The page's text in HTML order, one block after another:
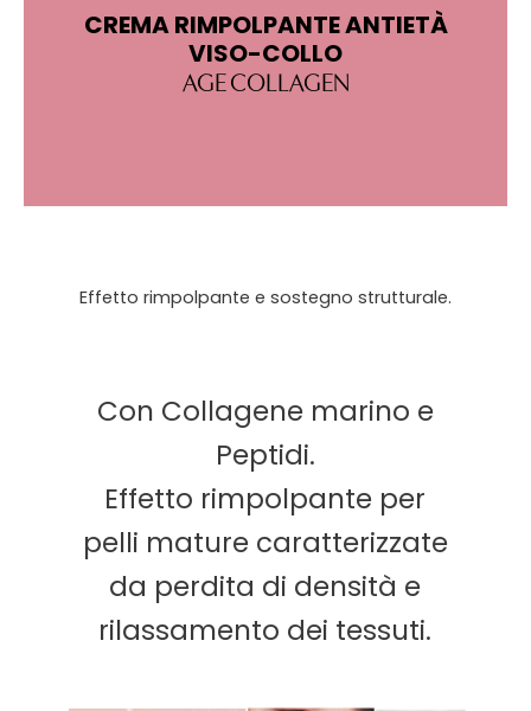
CREMA RIMPOLPANTE ANTIETÀ
VISO-COLLO
AGE COLLAGEN
Effetto rimpolpante e sostegno strutturale.
Con Collagene marino e
Peptidi.
Effetto rimpolpante per
pelli mature caratterizzate
da perdita di densità e
rilassamento dei tessuti.